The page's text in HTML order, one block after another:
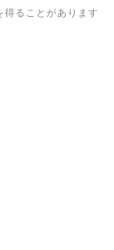
得ることがあります